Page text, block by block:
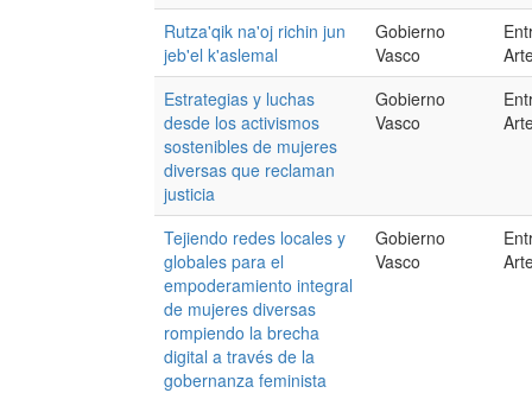
Rutza'qik na'oj richin jun
jeb'el k'aslemal
Gobierno
Vasco
Estrategias y luchas
desde los activismos
sostenibles de mujeres
diversas que reclaman
justicia
Gobierno
Vasco
Tejiendo redes locales y
globales para el
empoderamiento integral
de mujeres diversas
rompiendo la brecha
digital a través de la
gobernanza feminista
Gobierno
Vasco